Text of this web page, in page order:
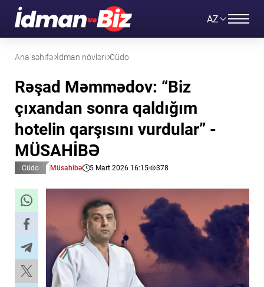
AZ
Ana səhifə İdman növləri Cüdo
Rəşad Məmmədov: “Biz
çıxandan sonra qaldığım
hotelin qarşısını vurdular” -
MÜSAHİBƏ
Cüdo Müsahibə 5 Mart 2026 16:15 378